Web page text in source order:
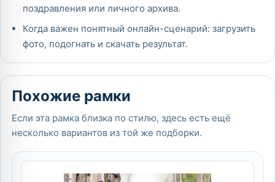
поздравления или личного архива.
Когда важен понятный онлайн-сценарий: загрузить
фото, подогнать и скачать результат.
Похожие рамки
Если эта рамка близка по стилю, здесь есть ещё
несколько вариантов из той же подборки.